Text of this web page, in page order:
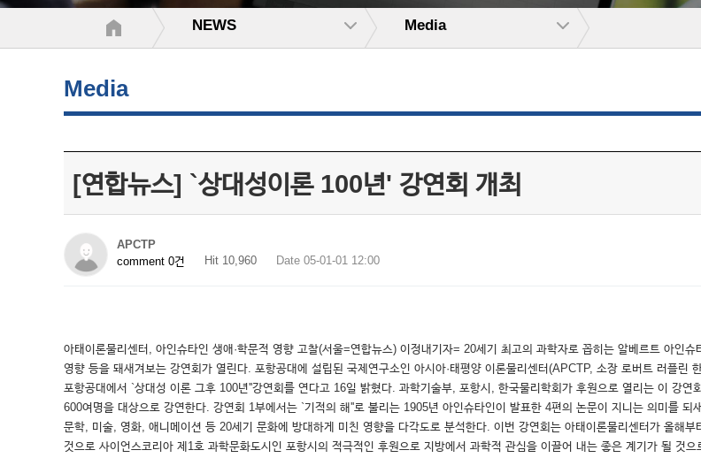
NEWS Media
Media
[연합뉴스] `상대성이론 100년' 강연회 개최
APCTP
comment 0건
Hit 10,960 Date 05-01-01 12:00
아태이론물리센터, 아인슈타인 생애·학문적 영향 고찰(서울=연합뉴스) 이정내기자= 20세기 최고의 과학자로 꼽히는 알베르트 아인
영향 등을 돼새겨보는 강연회가 열린다. 포항공대에 설립된 국제연구소인 아시아·태평양 이론물리센터(APCTP, 소장 로버트 러플
포항공대에서 `상대성 이론 그후 100년''강연회를 연다고 16일 밝혔다. 과학기술부, 포항시, 한국물리학회가 후원으로 열리는 이 강
600여명을 대상으로 강연한다. 강연회 1부에서는 `기적의 해''로 불리는 1905년 아인슈타인이 발표한 4편의 논문이 지니는 의미를
문학, 미술, 영화, 애니메이션 등 20세기 문화에 방대하게 미친 영향을 다각도로 분석한다. 이번 강연회는 아태이론물리센터가 올해
것으로 사이언스코리아 제1호 과학문화도시인 포항시의 적극적인 후원으로 지방에서 과학적 관심을 이끌어 내는 좋은 계기가 될 것